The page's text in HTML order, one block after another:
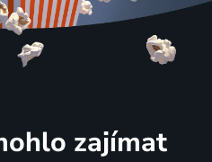
zajímat